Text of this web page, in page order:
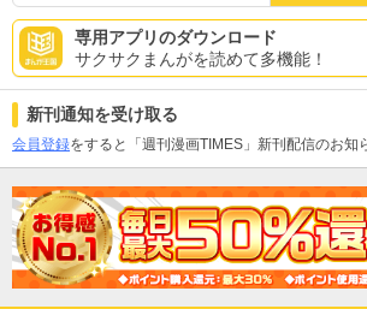
専用アプリのダウンロード
サクサクまんがを読めて多機能！
新刊通知を受け取る
会員登録をすると「週刊漫画TIMES」新刊配信のお知